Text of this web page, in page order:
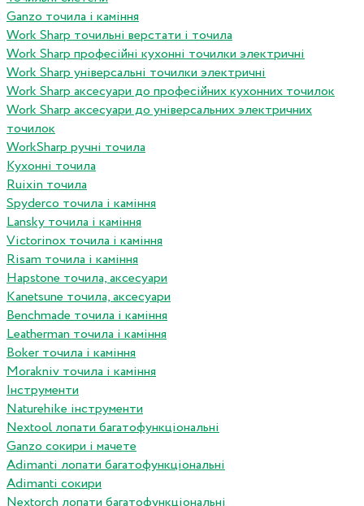
Ganzo точила і каміння
Work Sharp точильні верстати і точила
Work Sharp професiйнi кухоннi точилки электричнi
Work Sharp унiверсальнi точилки электричнi
Work Sharp аксесуари до професiйних кухонних точилок
Work Sharp аксесуари до унiверсальних электричних
точилок
WorkSharp ручні точила
Кухонні точила
Ruixin точила
Spyderco точила і каміння
Lansky точила і каміння
Victorinox точила і каміння
Risam точила і каміння
Hapstone точила, аксесуари
Kanetsune точила, аксесуари
Benchmade точила і каміння
Leatherman точила і каміння
Boker точила і каміння
Morakniv точила і каміння
Інструменти
Naturehike інструменти
Nextool лопати багатофункціональні
Ganzo сокири і мачете
Adimanti лопати багатофункціональні
Adimanti сокири